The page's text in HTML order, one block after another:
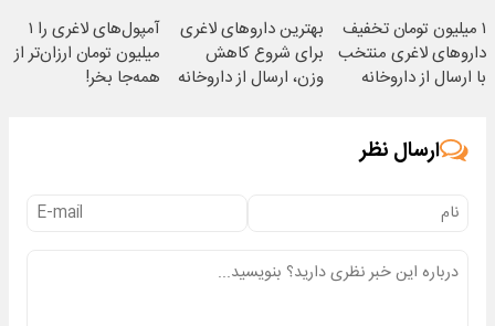
۱ میلیون تومان تخفیف
داروهای لاغری منتخب
با ارسال از داروخانه
بهترین داروهای لاغری
برای شروع کاهش
وزن، ارسال از داروخانه
آمپول‌های لاغری را ۱
میلیون تومان ارزان‌تر از
همه‌جا بخر!
ارسال نظر